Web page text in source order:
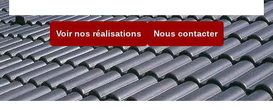
Voir nos réalisations Nous contacter